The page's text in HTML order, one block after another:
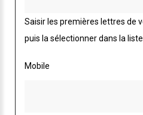
Saisir les premières lettres de
puis la sélectionner dans la liste
Mobile